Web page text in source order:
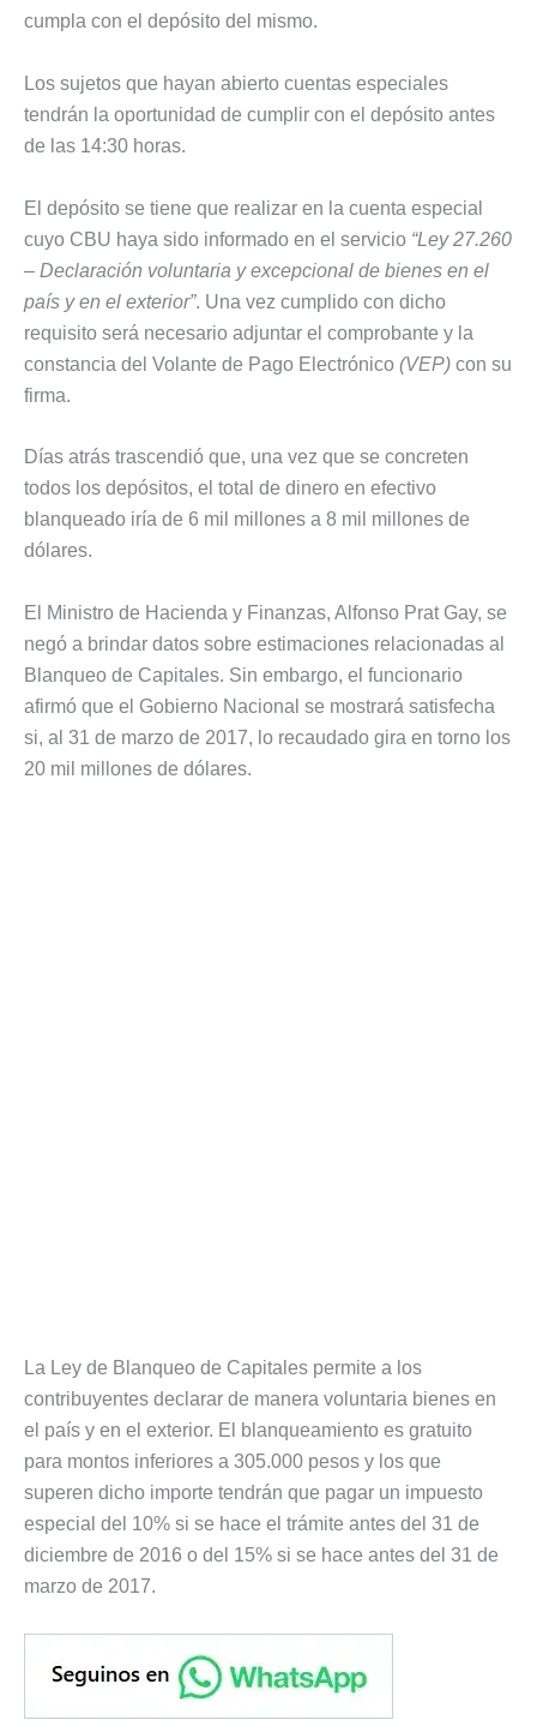
cumpla con el depósito del mismo.
Los sujetos que hayan abierto cuentas especiales
tendrán la oportunidad de cumplir con el depósito antes
de las 14:30 horas.
El depósito se tiene que realizar en la cuenta especial
cuyo CBU haya sido informado en el servicio “Ley 27.260
– Declaración voluntaria y excepcional de bienes en el
país y en el exterior”. Una vez cumplido con dicho
requisito será necesario adjuntar el comprobante y la
constancia del Volante de Pago Electrónico (VEP) con su
firma.
Días atrás trascendió que, una vez que se concreten
todos los depósitos, el total de dinero en efectivo
blanqueado iría de 6 mil millones a 8 mil millones de
dólares.
El Ministro de Hacienda y Finanzas, Alfonso Prat Gay, se
negó a brindar datos sobre estimaciones relacionadas al
Blanqueo de Capitales. Sin embargo, el funcionario
afirmó que el Gobierno Nacional se mostrará satisfecha
si, al 31 de marzo de 2017, lo recaudado gira en torno los
20 mil millones de dólares.
La Ley de Blanqueo de Capitales permite a los
contribuyentes declarar de manera voluntaria bienes en
el país y en el exterior. El blanqueamiento es gratuito
para montos inferiores a 305.000 pesos y los que
superen dicho importe tendrán que pagar un impuesto
especial del 10% si se hace el trámite antes del 31 de
diciembre de 2016 o del 15% si se hace antes del 31 de
marzo de 2017.